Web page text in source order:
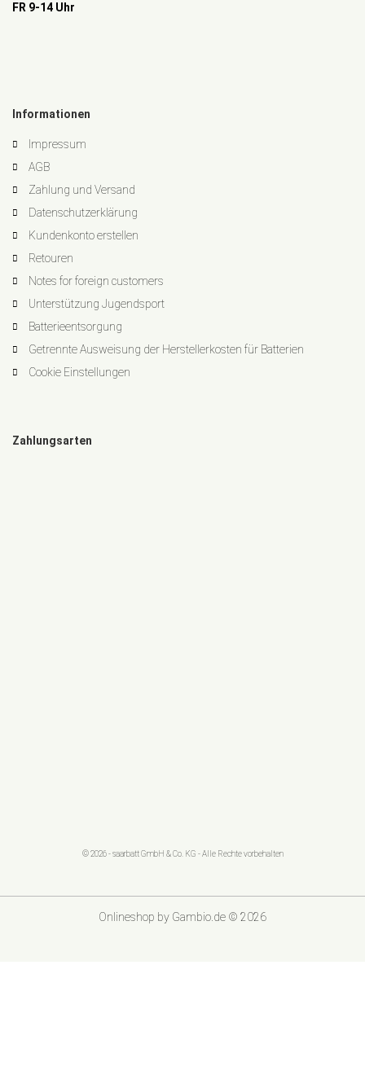
FR 9-14 Uhr
Informationen
Impressum
AGB
Zahlung und Versand
Datenschutzerklärung
Kundenkonto erstellen
Retouren
Notes for foreign customers
Unterstützung Jugendsport
Batterieentsorgung
Getrennte Ausweisung der Herstellerkosten für Batterien
Cookie Einstellungen
Zahlungsarten
© 2026 - saarbatt GmbH & Co. KG - Alle Rechte vorbehalten
Onlineshop by Gambio.de © 2026